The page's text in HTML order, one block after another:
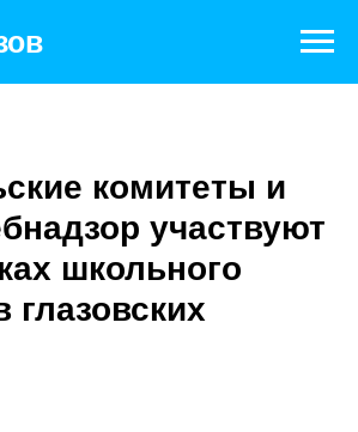
комитеты и
участвуют
школьного
глазовских